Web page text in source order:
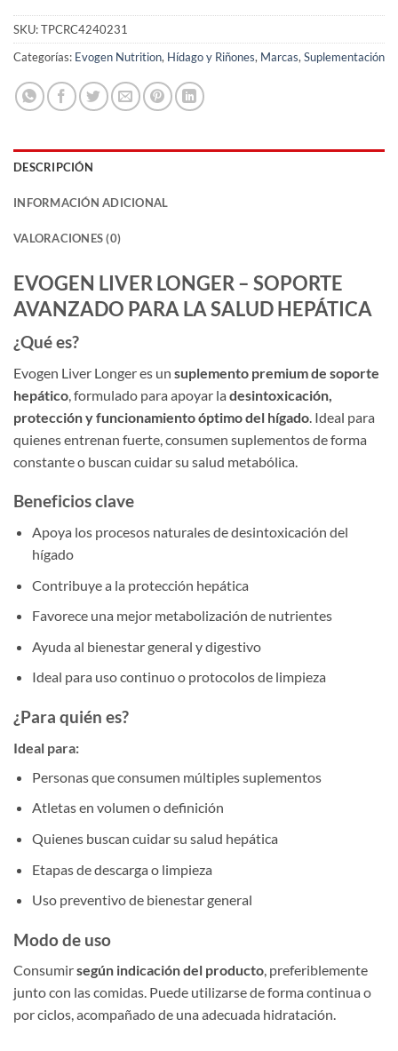
SKU:TPCRC4240231
Categorías: Evogen Nutrition, Hídago y Riñones, Marcas, Suplementación
DESCRIPCIÓN
INFORMACIÓN ADICIONAL
VALORACIONES (0)
EVOGEN LIVER LONGER – SOPORTE
AVANZADO PARA LA SALUD HEPÁTICA
¿Qué es?
Evogen Liver Longer es un suplemento premium de soporte
hepático , formulado para apoyar la desintoxicación,
protección y funcionamiento óptimo del hígado . Ideal para
quienes entrenan fuerte, consumen suplementos de forma
constante o buscan cuidar su salud metabólica.
Beneficios clave
Apoya los procesos naturales de desintoxicación del
hígado
Contribuye a la protección hepática
Favorece una mejor metabolización de nutrientes
Ayuda al bienestar general y digestivo
Ideal para uso continuo o protocolos de limpieza
¿Para quién es?
Ideal para:
Personas que consumen múltiples suplementos
Atletas en volumen o definición
Quienes buscan cuidar su salud hepática
Etapas de descarga o limpieza
Uso preventivo de bienestar general
Modo de uso
Consumirsegún indicación del producto, preferiblemente
junto con las comidas. Puede utilizarse de forma continua o
por ciclos, acompañado de una adecuada hidratación.